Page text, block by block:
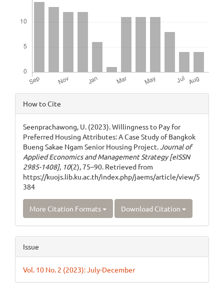
Article
Details
How to Cite
Seenprachawong, U. (2023). Willingness to Pay for
Preferred Housing Attributes: A Case Study of Bangkok
Bueng Sakae Ngam Senior Housing Project.Journal of
Applied Economics and Management Strategy [eISSN
2985-1408], 10(2), 75–90. Retrieved from
https://kuojs.lib.ku.ac.th/index.php/jaems/article/view/5
384
More Citation Formats Download Citation
Issue
Vol. 10 No. 2 (2023): July-December